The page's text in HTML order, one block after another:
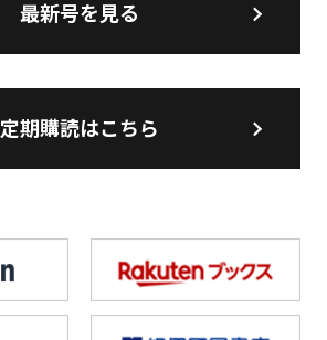
最新号を見る
定期購読はこちら